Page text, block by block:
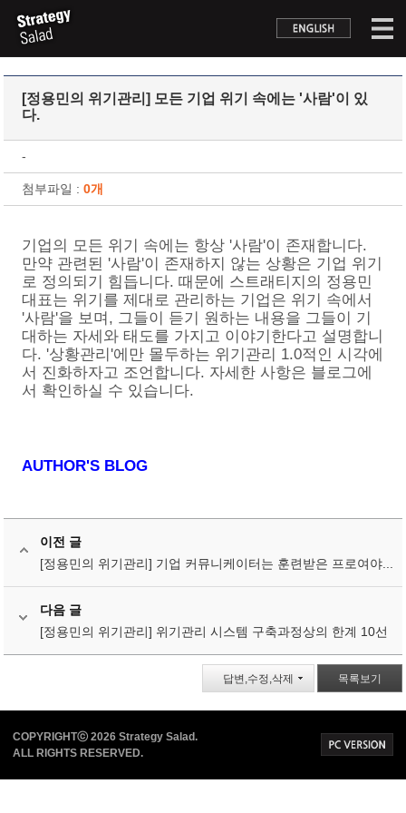
[정용민의 위기관리] 모든 기업 위기 속에는 '사람'이 있
다.
-
첨부파일 :0개
기업의 모든 위기 속에는 항상 '사람'이 존재합니다.
만약 관련된 '사람'이 존재하지 않는 상황은 기업 위기
로 정의되기 힘듭니다. 때문에 스트래티지의 정용민
대표는 위기를 제대로 관리하는 기업은 위기 속에서
'사람'을 보며, 그들이 듣기 원하는 내용을 그들이 기
대하는 자세와 태도를 가지고 이야기한다고 설명합니
다. '상황관리'에만 몰두하는 위기관리 1.0적인 시각에
서 진화하자고 조언합니다. 자세한 사항은 블로그에
서 확인하실 수 있습니다.
AUTHOR'S BLOG
이전 글
[정용민의 위기관리] 기업 커뮤니케이터는 훈련받은 프로여야...
다음 글
[정용민의 위기관리] 위기관리 시스템 구축과정상의 한계 10선
답변,수정,삭제 목록보기
COPYRIGHTⓒ 2026 Strategy Salad.
ALL RIGHTS RESERVED.